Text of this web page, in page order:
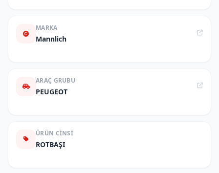
MARKA
Mannlich
ARAÇ GRUBU
PEUGEOT
ÜRÜN CINSI
ROTBAŞI